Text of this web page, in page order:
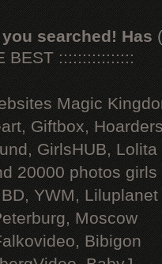
searched! Has
BEST ::::::::::::::::
Magic
Giftbox,
GirlsHUB, Lolita
20000 photos
YWM, Liluplanet
Moscow
Bibigon